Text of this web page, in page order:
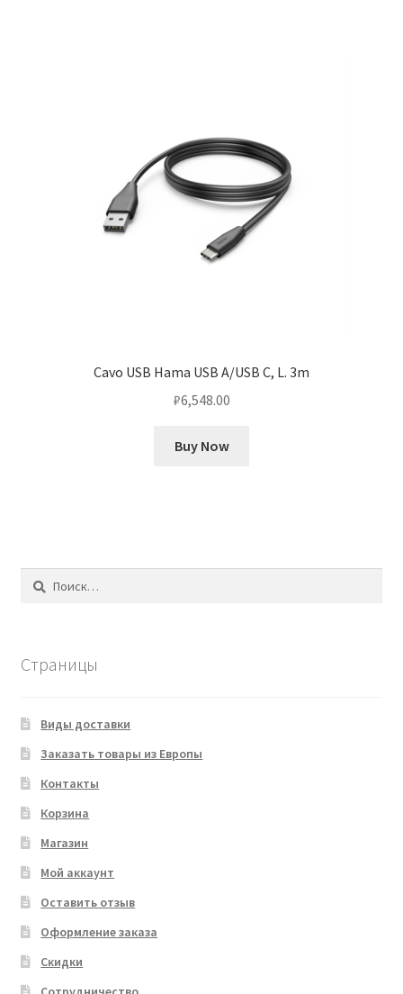
Cavo USB Hama USB A/USB C, L. 3m
₽6,548.00
Buy Now
Найти:
Страницы
Виды доставки
Заказать товары из Европы
Контакты
Корзина
Магазин
Мой аккаунт
Оставить отзыв
Оформление заказа
Скидки